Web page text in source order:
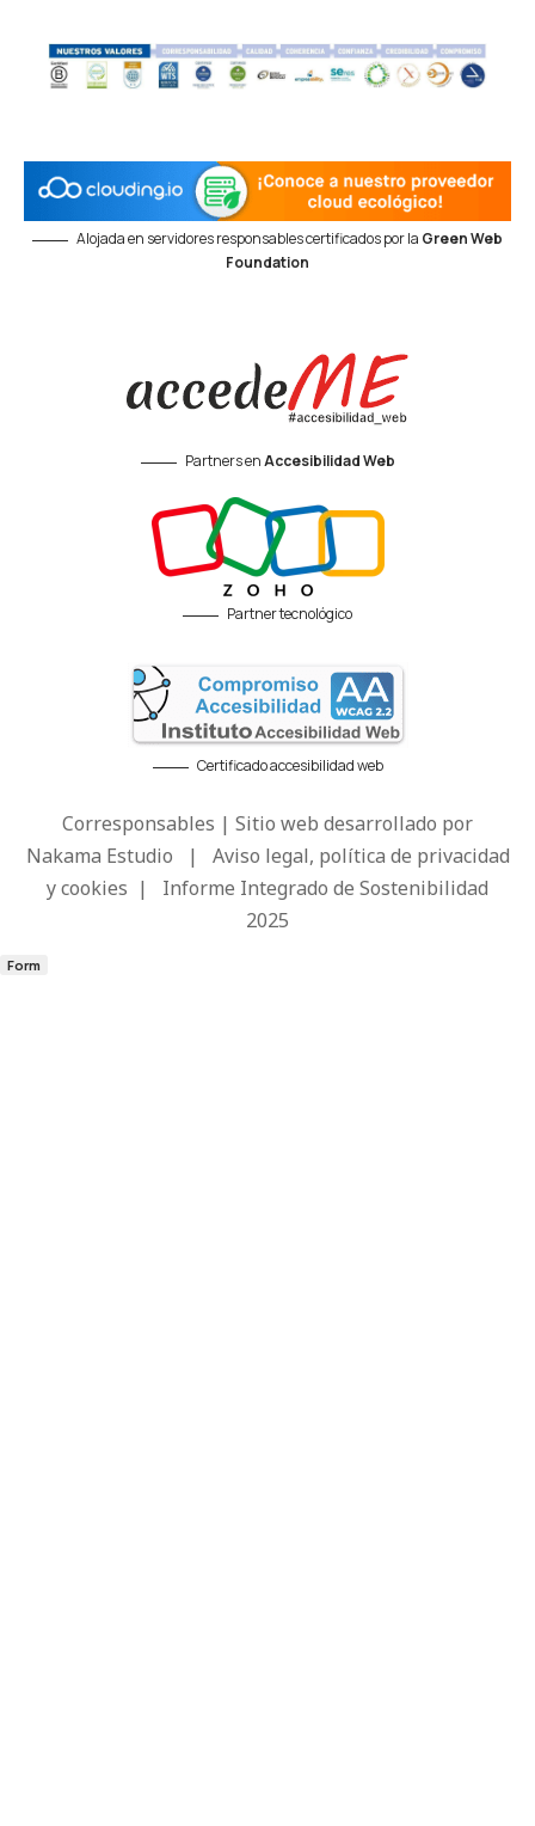
Alojada en servidores responsables certificados por la Green Web
Foundation
Partners enAccesibilidad Web
Partner tecnológico
Certificado accesibilidad web
Corresponsables | Sitio web desarrollado por
Nakama Estudio | Aviso legal, política de privacidad
y cookies | Informe Integrado de Sostenibilidad
2025
Form